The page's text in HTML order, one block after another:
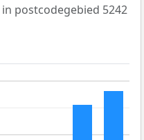
in postcodegebied 5242